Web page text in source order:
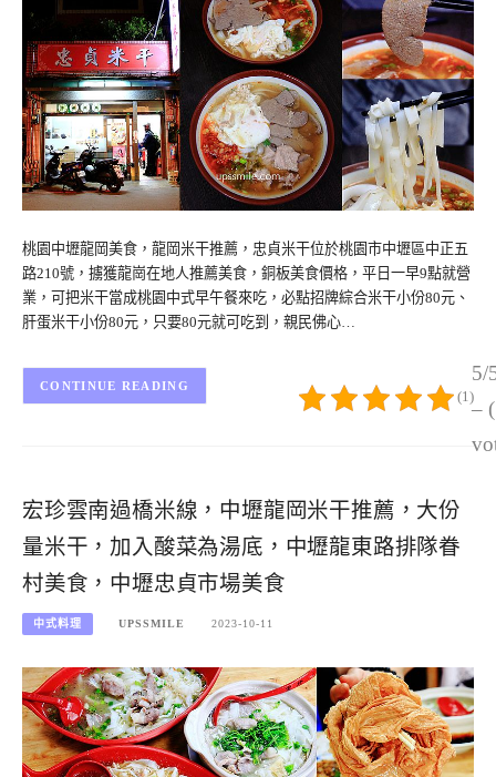
桃園中壢龍岡美食，龍岡米干推薦，忠貞米干位於桃園市中壢區中正五
路210號，擄獲龍崗在地人推薦美食，銅板美食價格，平日一早9點就營
業，可把米干當成桃園中式早午餐來吃，必點招牌綜合米干小份80元、
肝蛋米干小份80元，只要80元就可吃到，親民佛心…
5/
–
(1)
CONTINUE READING
宏珍雲南過橋米線，中壢龍岡米干推薦，大份
量米干，加入酸菜為湯底，中壢龍東路排隊眷
村美食，中壢忠貞市場美食
中式料理 UPSSMILE 2023-10-11